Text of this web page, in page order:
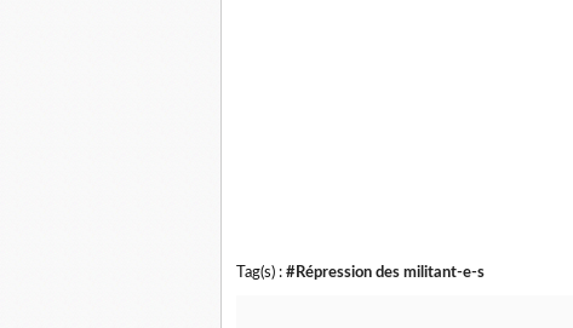
Tag(s) : #Répression des militant-e-s